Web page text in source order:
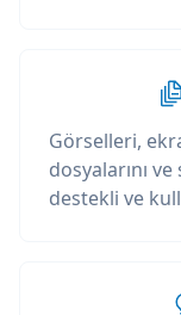
Görselleri,
dosyalarını
destekli ve